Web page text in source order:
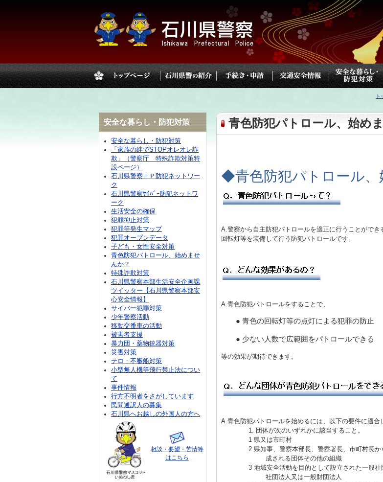
ト
青色防犯パトロール、始め
◆青色防犯パトロール
A.警察から自主防犯パトロールを適正に行うことがで
回転灯等を装備して行う防犯パトロールです。
A.青色防犯パトロールをすることで、
● 青色の回転灯等の点灯による犯罪の防止
● 少ない人数で広範囲をパトロールできる
等の効果が期待できます。
A.青色防犯パトロールを始めるには、以下の要件に適合
1. 団体が次のいずれかに該当すること。
1 県又は市町村
2 県知事、警察本部長、警察署長、市町村長
成される団体その他の組織
3 地域安全活動を目的として設立された一般
社団法人又は一般財団法人
安全な暮らし・防犯対策
安全な暮らし・防犯対策
「家族の絆でSTOPオレオレ詐
欺」（警察庁 特殊詐欺対策特
設ページ）
石川県警察ＩＰ防犯ネットワー
ク
石川県警察ｻｲﾊﾞｰ防犯ネットワ
ーク
生活安全の確保
犯罪抑止対策
犯罪等発生マップ
犯罪オープンデータ
子ども・女性安全対策
青色防犯パトロール、始めませ
んか？
特殊詐欺対策
石川県警察本部生活安全企画課
ツイッター【石川県警察本部安
心安全情報】
サイバー犯罪対策
少年警察活動
移動交番車の活動
被害者支援
暴力団・薬物銃器対策
災害対策
テロ・不審船対策
小型無人機等飛行禁止法につい
て
事件情報
行方不明者をさがしています
民間通訳人の募集
石川県へお越しの外国人の方へ
相談・要望・苦情等
はこちら